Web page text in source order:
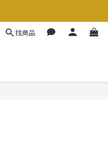
找商品